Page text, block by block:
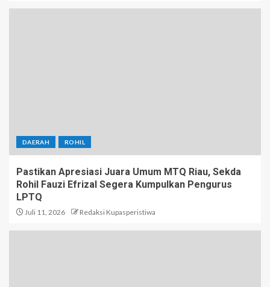
DAERAH ROHIL
Pastikan Apresiasi Juara Umum MTQ Riau, Sekda
Rohil Fauzi Efrizal Segera Kumpulkan Pengurus
LPTQ
Juli 11, 2026 Redaksi Kupasperistiwa